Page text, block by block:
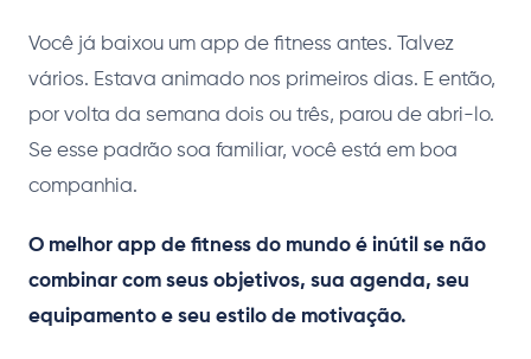
Você já baixou um app de fitness antes. Talvez
vários. Estava animado nos primeiros dias. E então,
por volta da semana dois ou três, parou de abri-lo.
Se esse padrão soa familiar, você está em boa
companhia.
O melhor app de fitness do mundo é inútil se não
combinar com seus objetivos, sua agenda, seu
equipamento e seu estilo de motivação.